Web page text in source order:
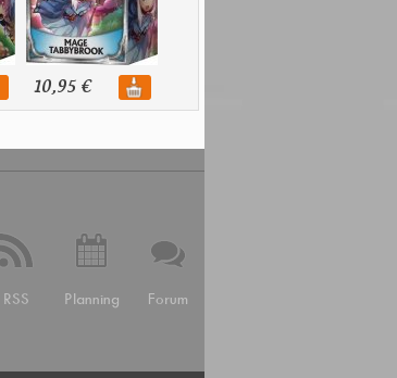
10,95 €
RSS Planning Forum